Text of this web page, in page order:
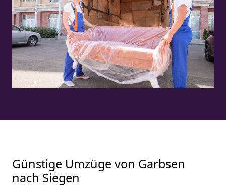
Günstige Umzüge von Garbsen
nach Siegen